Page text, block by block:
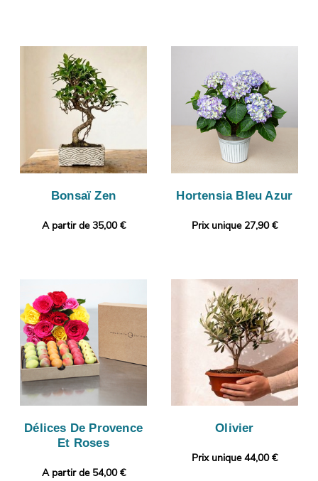
Bonsaï Zen
A partir de 35,00 €
Hortensia Bleu Azur
Prix unique 27,90 €
Délices De Provence
Et Roses
A partir de 54,00 €
Olivier
Prix unique 44,00 €